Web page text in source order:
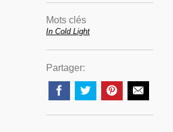
Mots clés
In Cold Light
Partager: